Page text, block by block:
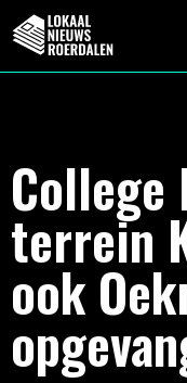
College
terrein
ook